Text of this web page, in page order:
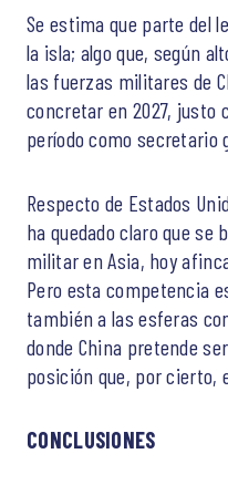
Se estima que parte del
la isla; algo que, según
las fuerzas militares de
concretar en 2027, justo
período como secretario
Respecto de Estados
ha quedado claro que se
militar en Asia, hoy
Pero esta competencia
también a las esferas
donde China pretende
posición que, por cierto,
CONCLUSIONES